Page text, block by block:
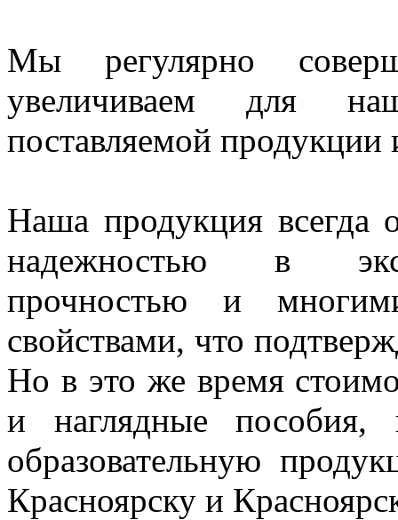
Мы регулярно
увеличиваем для
поставляемой продукции
Наша продукция всегда
надежностью в
прочностью и
свойствами, что
Но в это же время
и наглядные
образовательную
Красноярску и